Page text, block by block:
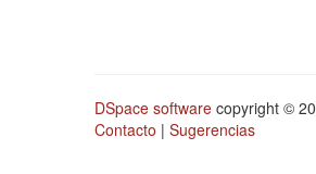
DSpace software copyright ©
Contacto | Sugerencias